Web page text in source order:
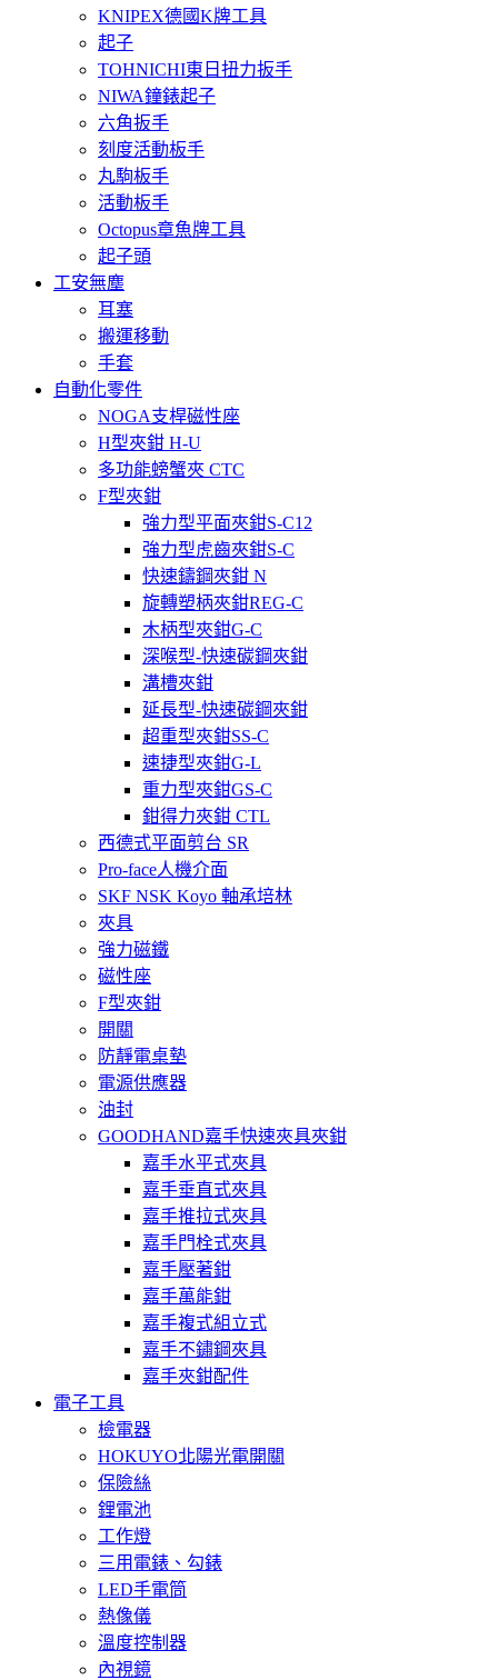
KNIPEX德國K牌工具
起子
TOHNICHI東日扭力扳手
NIWA鐘錶起子
六角扳手
刻度活動板手
丸駒板手
活動板手
Octopus章魚牌工具
起子頭
工安無塵
耳塞
搬運移動
手套
自動化零件
NOGA支桿磁性座
H型夾鉗 H-U
多功能螃蟹夾 CTC
F型夾鉗
強力型平面夾鉗S-C12
強力型虎齒夾鉗S-C
快速鑄鋼夾鉗 N
旋轉塑柄夾鉗REG-C
木柄型夾鉗G-C
深喉型-快速碳鋼夾鉗
溝槽夾鉗
延長型-快速碳鋼夾鉗
超重型夾鉗SS-C
速捷型夾鉗G-L
重力型夾鉗GS-C
鉗得力夾鉗 CTL
西德式平面剪台 SR
Pro-face人機介面
SKF NSK Koyo 軸承培林
夾具
強力磁鐵
磁性座
F型夾鉗
開關
防靜電桌墊
電源供應器
油封
GOODHAND嘉手快速夾具夾鉗
嘉手水平式夾具
嘉手垂直式夾具
嘉手推拉式夾具
嘉手門栓式夾具
嘉手壓著鉗
嘉手萬能鉗
嘉手複式組立式
嘉手不鏽鋼夾具
嘉手夾鉗配件
電子工具
檢電器
HOKUYO北陽光電開關
保險絲
鋰電池
工作燈
三用電錶、勾錶
LED手電筒
熱像儀
溫度控制器
內視鏡